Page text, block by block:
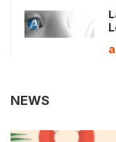
NEWS